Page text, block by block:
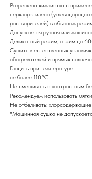
Разрешена химчистка с
перхлорэтилена
растворителей) в обычном
Допускается ручная или
Деликатный режим, отжим до
Сушить в естественных
обогревателей и прямых
Гладить при температуре
не более 110°С
Не смешивать с контрастным
Рекомендуем использовать
Не отбеливать:
*Машинная сушка не